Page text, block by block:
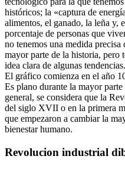
históricos; la «captura de
alimentos, el ganado, la leña y,
porcentaje de personas que
no tenemos una medida precisa
mayor parte de la historia, pero
idea clara de algunas tendencias.
El gráfico comienza en el año
Es plano durante la mayor
general, se considera que la
del siglo XVII o en la primera
que empezaron a cambiar la
bienestar humano.
Revolucion industrial